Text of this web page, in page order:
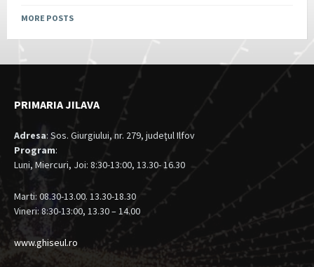
MORE POSTS
PRIMARIA JILAVA
Adresa: Sos. Giurgiului, nr. 279, judeţul Ilfov
Program:
Luni, Miercuri, Joi: 8:30-13:00, 13.30- 16.30
Marti: 08.30-13.00. 13.30-18.30
Vineri: 8:30-13:00, 13.30 – 14.00
www.ghiseul.ro